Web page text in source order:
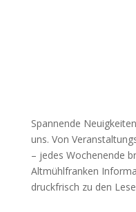
Spannende
uns. Von
– jedes Wochenende
Altmühlfranken
druckfrisch zu den